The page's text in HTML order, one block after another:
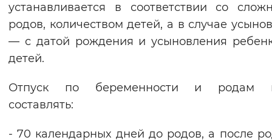
Звуковой ассистент
Воспроизвести
устанавливается в соответствии со
родов, количеством детей, а в случае
— с датой рождения и усыновления
детей.
Отпуск по беременности и родам
составлять:
- 70 календарных дней до родов, а после